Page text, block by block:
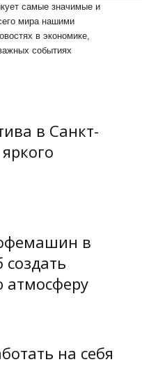
самые значимые и
мира нашими
в экономике,
событиях
в Санкт-
в
на себя